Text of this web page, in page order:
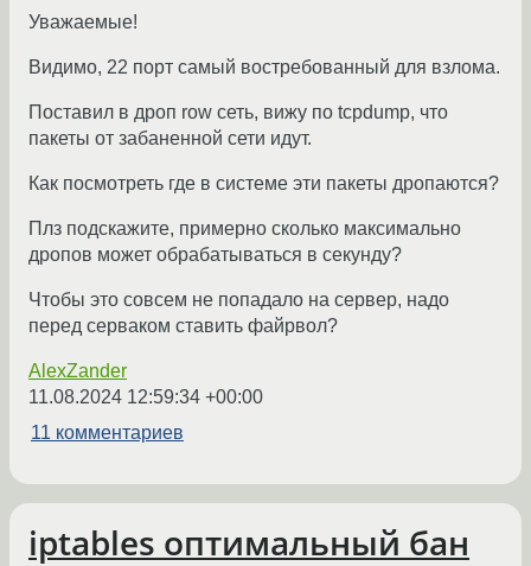
Уважаемые!
Видимо, 22 порт самый востребованный для взлома.
Поставил в дроп row сеть, вижу по tcpdump, что
пакеты от забаненной сети идут.
Как посмотреть где в системе эти пакеты дропаются?
Плз подскажите, примерно сколько максимально
дропов может обрабатываться в секунду?
Чтобы это совсем не попадало на сервер, надо
перед серваком ставить файрвол?
AlexZander
11.08.2024 12:59:34 +00:00
11 комментариев
iptables оптимальный бан